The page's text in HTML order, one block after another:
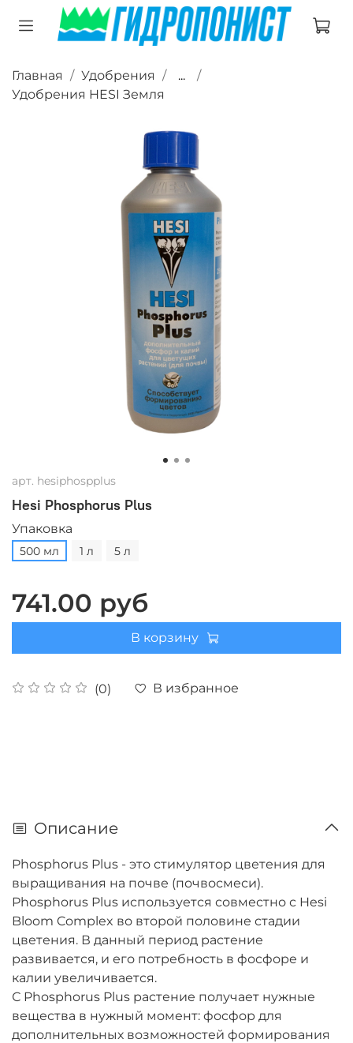
Главная Удобрения
...
Удобрения HESI Земля
арт. hesiphospplus
Hesi Phosphorus Plus
(0) В избранное
Упаковка
500 мл 1 л 5 л
741.00 руб
В корзину
Описание
Phosphorus Plus - это стимулятор цветения для
выращивания на почве (почвосмеси).
Phosphorus Plus используется совместно с Hesi
Bloom Complex во второй половине стадии
цветения. В данный период растение
развивается, и его потребность в фосфоре и
калии увеличивается.
С Phosphorus Plus растение получает нужные
вещества в нужный момент: фосфор для
дополнительных возможностей формирования